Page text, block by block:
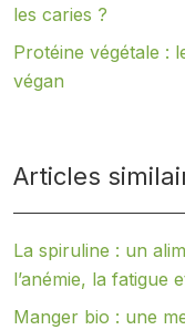
les caries ?
Protéine végétale :
végan
Articles
La spiruline : un
l’anémie, la fatigue
Manger bio : une